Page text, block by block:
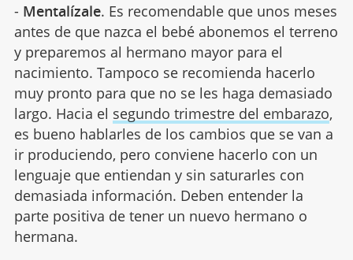
- Mentalízale. Es recomendable que unos meses
antes de que nazca el bebé abonemos el terreno
y preparemos al hermano mayor para el
nacimiento. Tampoco se recomienda hacerlo
muy pronto para que no se les haga demasiado
largo. Hacia el segundo trimestre del embarazo,
es bueno hablarles de los cambios que se van a
ir produciendo, pero conviene hacerlo con un
lenguaje que entiendan y sin saturarles con
demasiada información. Deben entender la
parte positiva de tener un nuevo hermano o
hermana.